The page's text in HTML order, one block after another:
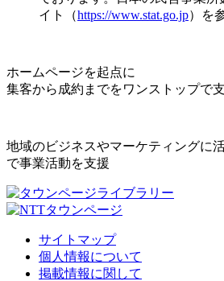
イト（https://www.stat.go.jp）を
ホームページを起点に
集客から成約までをワンストップで
地域のビジネスやマーケティングに
で事業活動を支援
サイトマップ
個人情報について
掲載情報に関して